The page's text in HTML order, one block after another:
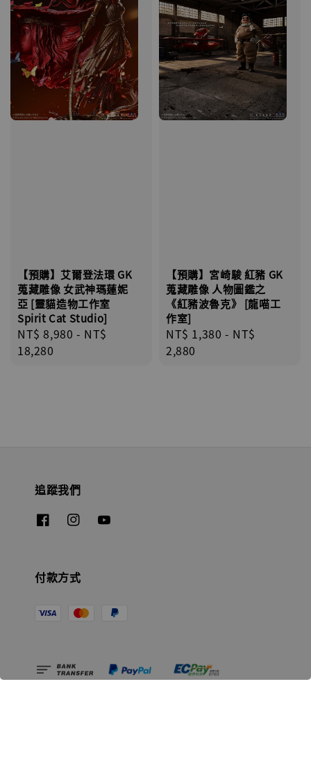
【預購】艾爾登法環 GK
蒐藏雕像 女武神瑪蓮妮
亞 [靈貓造物工作室
Spirit Cat Studio]
Regular
price
NT$ 8,980 - NT$
18,280
【預購】宮崎駿 紅豬 GK
蒐藏雕像 人物圖鑑之
《紅豬波魯克》 [龍喵工
作室]
Regular
price
NT$ 1,380 - NT$
2,880
追蹤我們
付款方式